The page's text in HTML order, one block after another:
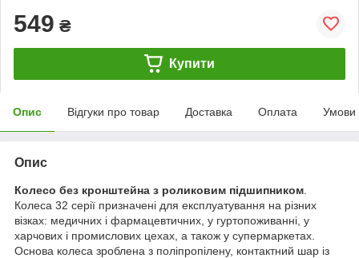
549 ₴
Купити
Опис Відгуки про товар Доставка Оплата Умови
Опис
Колесо без кронштейна з роликовим підшипником
Колеса 32 серії призначені для експлуатування на різних
візках: медичних і фармацевтичних, у гуртопоживанні, у
харчових і промислових цехах, а також у супермаркетах.
Основа колеса зроблена з поліпропілену, контактний шар із